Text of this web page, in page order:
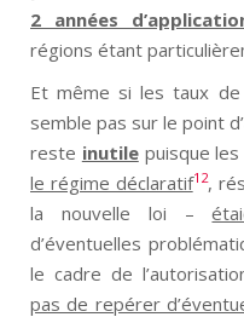
2 années
régions étant
Et même si les taux de
semble pas sur le point
reste inutilepuisque
le régime déclaratif12,
la nouvelle loi –
d’éventuelles
le cadre de
pas de repérer